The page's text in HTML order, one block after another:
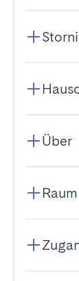
Über
Raum